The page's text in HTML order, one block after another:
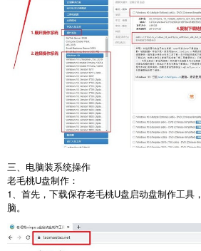
三、电脑装系统操作
老毛桃U盘制作：
1、首先，下载保存老毛桃U盘启动盘制作工具
脑。